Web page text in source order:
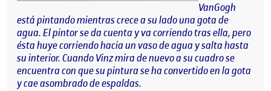
VanGogh
está pintando mientras crece a su lado una gota de
agua. El pintor se da cuenta y va corriendo tras ella, pero
ésta huye corriendo hacia un vaso de agua y salta hasta
su interior. Cuando Vinz mira de nuevo a su cuadro se
encuentra con que su pintura se ha convertido en la gota
y cae asombrado de espaldas.